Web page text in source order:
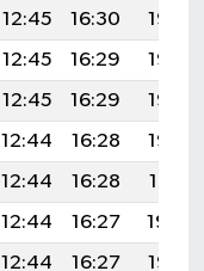
12:45 16:30
19:36
12:45 16:29
19:35
12:45 16:29
19:33
12:44 16:28
19:32
12:44 16:28
19:31
12:44 16:27
19:30
12:44 16:27
19:28